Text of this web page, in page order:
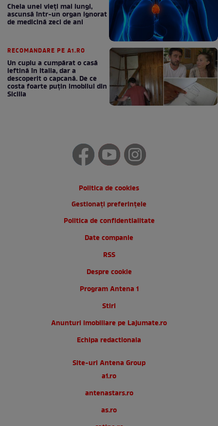
Cheia unei vieți mai lungi,
ascunsă într-un organ ignorat
de medicină zeci de ani
RECOMANDARE PE A1.RO
Un cuplu a cumpărat o casă
ieftină în Italia, dar a
descoperit o capcană. De ce
costa foarte puțin imobilul din
Sicilia
Politica de cookies
Gestionați preferințele
Politica de confidentialitate
Date companie
RSS
Despre cookie
Program Antena 1
Stiri
Anunturi imobiliare pe Lajumate.ro
Echipa redactionala
Site-uri Antena Group
a1.ro
antenastars.ro
as.ro